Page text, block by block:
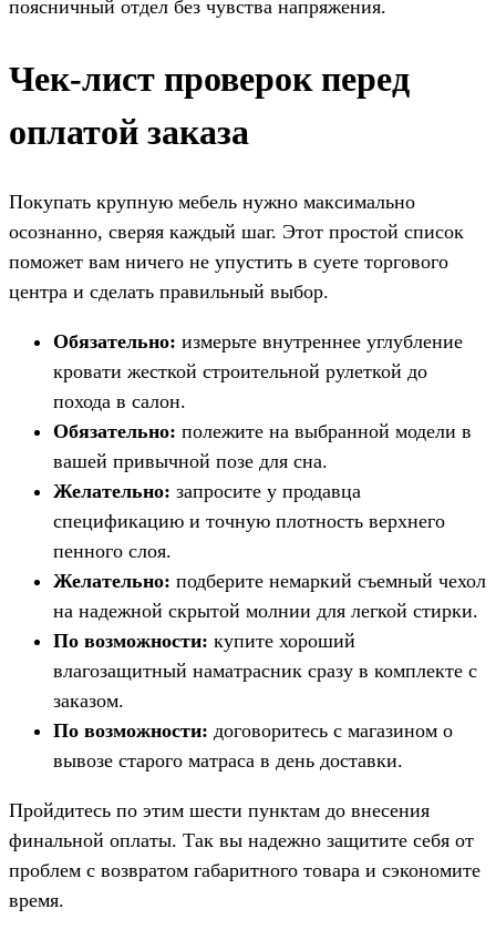
поясничный отдел без чувства напряжения.
Чек-лист проверок перед
оплатой заказа
Покупать крупную мебель нужно максимально
осознанно, сверяя каждый шаг. Этот простой список
поможет вам ничего не упустить в суете торгового
центра и сделать правильный выбор.
Обязательно: измерьте внутреннее углубление
кровати жесткой строительной рулеткой до
похода в салон.
Обязательно: полежите на выбранной модели в
вашей привычной позе для сна.
Желательно: запросите у продавца
спецификацию и точную плотность верхнего
пенного слоя.
Желательно: подберите немаркий съемный чехол
на надежной скрытой молнии для легкой стирки.
По возможности: купите хороший
влагозащитный наматрасник сразу в комплекте с
заказом.
По возможности: договоритесь с магазином о
вывозе старого матраса в день доставки.
Пройдитесь по этим шести пунктам до внесения
финальной оплаты. Так вы надежно защитите себя от
проблем с возвратом габаритного товара и сэкономите
время.